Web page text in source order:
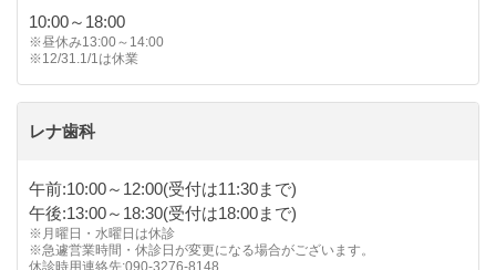
10:00～18:00
※昼休み13:00～14:00
※12/31.1/1は休業
レナ歯科
午前:10:00～12:00(受付は11:30まで)
午後:13:00～18:30(受付は18:00まで)
※月曜日・水曜日は休診
※急遽営業時間・休診日が変更になる場合がございます。
休診時用連絡先:090-3276-8148